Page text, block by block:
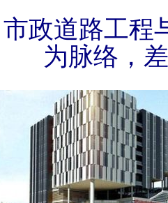
市政道路工程
为脉络，